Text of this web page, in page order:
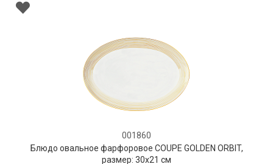
001860
Блюдо овальное фарфоровое COUPE GOLDEN ORBIT,
размер: 30х21 см